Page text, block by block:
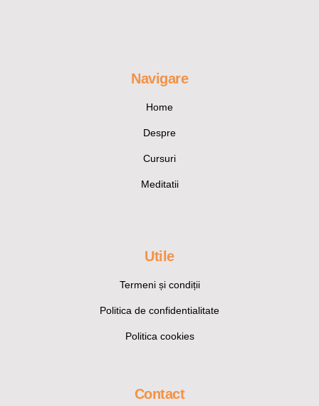
Navigare
Home
Despre
Cursuri
Meditatii
Utile
Termeni și condiții
Politica de confidentialitate
Politica cookies
Contact